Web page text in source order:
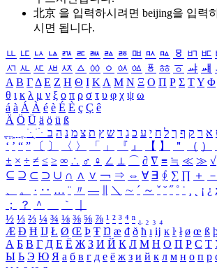
北京 을 입력하시려면 beijing을 입력
시면 됩니다.
ㅥ ㅦ ㅧ ㅨ ㅩ ㅪ ㅫ ㅬ ㅭ ㅮ ㅯ ㅰ ㅱ ㅲ ㅳ
ㅺ ㅻ ㅼ ㅽ ㅾ ㅿ ㆀ ㆁ ㆂ ㆃ ㆄ ㆅ ㆆ ㆇ ㆈ
Α Β ΓΔ Ε Ζ Η Θ Ι ΚΛ Μ Ν Ξ Ο Π Ρ Σ ΤΥ Φ
θ ι κ λ μ ν ξ ο π ρ σ τ υ φ χ ψ ω
á à Á À é è É È ç Ç ê
Ä Ö Ü ä ö ü ß
ִֶֹ ֻּ ׁׂ א ר ק ף ך ל ח י ע כ ג ד ש ץ ת צ מ נ ה ב
‘ ’ “ ” 〔 〕 〈 〉 「 」 『 』 【 】 ＂ （ ）
± × ÷ ≠ ≤ ≥ ∞ ∴ ♂ ♀ ∠ ⊥ ⌒ ∂ ∇ ≡ ≒ ≪ ≫ √
⊆ ⊇ ⊂ ⊃ ∪ ∩ ∧ ∨ ￢ ⇒ ⇔ ∀ ∃ ∮ ∑ ∏ ＋ －
、
。 · ‥ … ¨ 〃 ― ＼ ∼ ´ ～ ˇ ˘ ˝ ˚ ˙ ¸ ¡ ¿ ː
；
？ ＾ ｀
½ ⅓ ⅔ ¼ ¾ ⅛ ⅜ ⅝ ⅞ ¹ ² ³ ⁴ ⁿ ₁ ₂ ₃ ₄
Æ Ð Ħ Ĳ Ł Ø Œ Þ Ŧ Ŋ æ đ ð ħ ı ĳ ĸ ŀ ł ø œ ß
А Б В Г Д Е Ё Ж З И Й К Л М Н О П Р С Т
Ы Ь Э Ю Я а б в г д е ё ж з и й к л м н о п р